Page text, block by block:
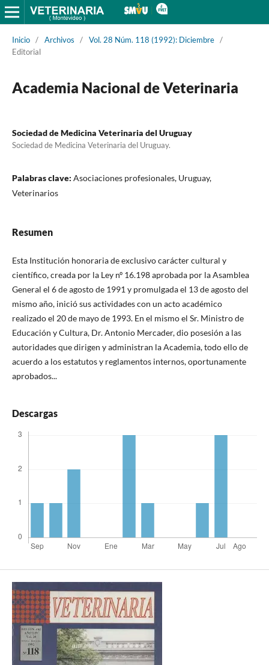
Inicio / Archivos / Vol. 28 Núm. 118 (1992): Diciembre /
Editorial
Academia Nacional de Veterinaria
Sociedad de Medicina Veterinaria del Uruguay
Sociedad de Medicina Veterinaria del Uruguay.
Palabras clave: Asociaciones profesionales, Uruguay,
Veterinarios
Resumen
Esta Institución honoraria de exclusivo carácter cultural y
científico, creada por la Ley nº 16.198 aprobada por la Asamblea
General el 6 de agosto de 1991 y promulgada el 13 de agosto del
mismo año, inició sus actividades con un acto académico
realizado el 20 de mayo de 1993. En el mismo el Sr. Ministro de
Educación y Cultura, Dr. Antonio Mercader, dio posesión a las
autoridades que dirigen y administran la Academia, todo ello de
acuerdo a los estatutos y reglamentos internos, oportunamente
aprobados...
Descargas